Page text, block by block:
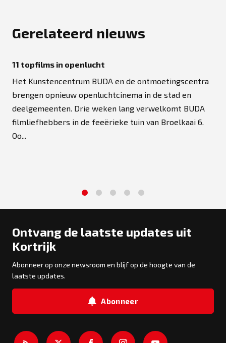
Gerelateerd nieuws
11 topfilms in openlucht
Het Kunstencentrum BUDA en de ontmoetingscentra
brengen opnieuw openluchtcinema in de stad en
deelgemeenten. Drie weken lang verwelkomt BUDA
filmliefhebbers in de feeërieke tuin van Broelkaai 6.
Oo...
Ontvang de laatste updates uit
Kortrijk
Abonneer op onze newsroom en blijf op de hoogte van de
laatste updates.
Abonneer